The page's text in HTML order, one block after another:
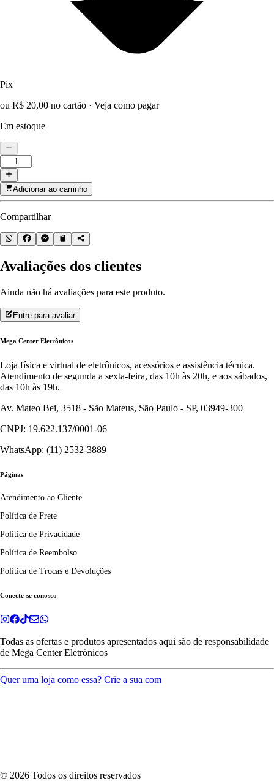
Pix
ou R$ 20,00 no cartão · Veja como pagar
Em estoque
Adicionar ao carrinho
Compartilhar
Avaliações dos clientes
Ainda não há avaliações para este produto.
Entre para avaliar
Mega Center Eletrônicos
Loja física e virtual de eletrônicos, acessórios e assistência técnica.
Atendimento de segunda a sexta-feira, das 10h às 20h, e aos sábados,
das 10h às 19h.
Av. Mateo Bei, 3518 - São Mateus, São Paulo - SP, 03949-300
CNPJ: 19.622.137/0001-06
WhatsApp: (11) 2532-3889
Páginas
Atendimento ao Cliente
Política de Frete
Política de Privacidade
Política de Reembolso
Política de Trocas e Devoluções
Conecte-se conosco
Todas as ofertas e produtos apresentados aqui são de responsabilidade
de Mega Center Eletrônicos
Quer uma loja como essa? Crie a sua com
© 2026 Todos os direitos reservados